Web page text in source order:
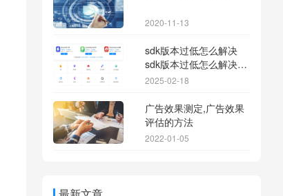
2020-11-13
sdk版本过低怎么解决
sdk版本过低怎么解决华
为
2025-02-18
广告效果测定,广告效果
评估的方法
2022-01-05